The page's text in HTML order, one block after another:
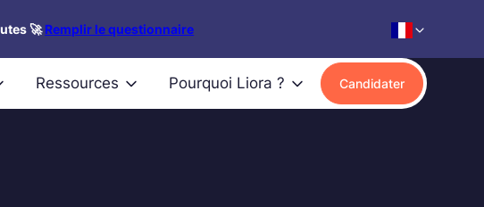
🚀Remplir le questionnaire
Ressources Pourquoi Liora ? Candidater